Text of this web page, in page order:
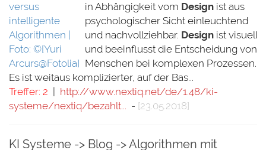
in Abhängigkeit vom Design ist aus
psychologischer Sicht einleuchtend
und nachvollziehbar. Design ist visuell
und beeinflusst die Entscheidung von
Menschen bei komplexen Prozessen.
Es ist weitaus komplizierter, auf der Bas...
Treffer: 2
http://www.nextiq.net/de/1.48/ki-
systeme/nextiq/bezahlt... - [23.05.2018]
KI Systeme -> Blog -> Algorithmen mit